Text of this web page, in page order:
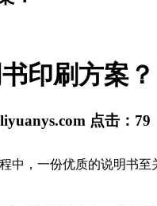
印刷方案？
点击： 79
中，一份优质的说明书